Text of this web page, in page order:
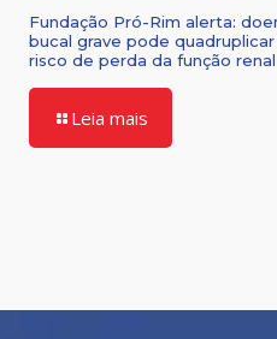
Fundação Pró-Rim alerta:
bucal grave pode quadruplicar
risco de perda da função renal
Leia mais